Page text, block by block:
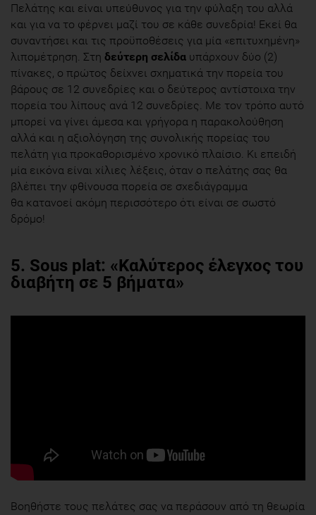
Πελάτης και είναι υπεύθυνος για την φύλαξη του αλλά
και για να το φέρνει μαζί του σε κάθε συνεδρία! Εκεί θα
συναντήσει και τις προϋποθέσεις για μία «επιτυχημένη»
λιπομέτρηση. Στη δεύτερη σελίδα υπάρχουν δύο (2)
πίνακες, ο πρώτος δείχνει σχηματικά την πορεία του
βάρους σε 12 συνεδρίες και ο δεύτερος αντίστοιχα την
πορεία του λίπους ανά 12 συνεδρίες. Με τον τρόπο αυτό
μπορεί να γίνει άμεσα και γρήγορα η παρακολούθηση
αλλά και η αξιολόγηση της συνολικής πορείας του
πελάτη για προκαθορισμένο χρονικό πλαίσιο. Κι επειδή
μία εικόνα είναι χίλιες λέξεις, όταν ο πελάτης σας θα
βλέπει την φθίνουσα πορεία σε σχεδιάγραμμα
θα κατανοεί ακόμη περισσότερο ότι είναι σε σωστό
δρόμο!
5. Sous plat: «Καλύτερος έλεγχος του
διαβήτη σε 5 βήματα»
Βοηθήστε τους πελάτες σας να περάσουν από τη θεωρία